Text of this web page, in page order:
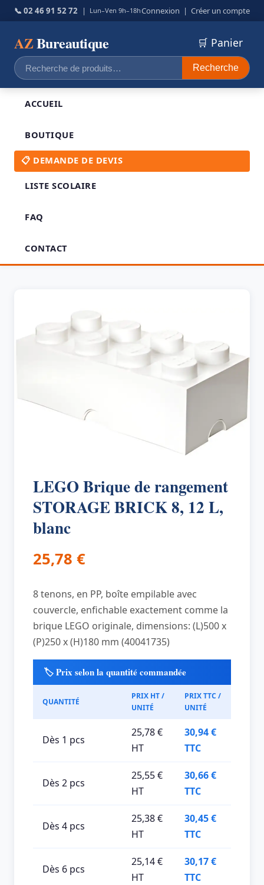
📞 02 46 91 52 72 | Lun–Ven 9h–18hConnexion | Créer un compte
AZBureautique
Recherche
pour :
Recherche
🛒 Panier
ACCUEIL
BOUTIQUE
📋 DEMANDE DE DEVIS
LISTE SCOLAIRE
FAQ
CONTACT
LEGO Brique de rangement
STORAGE BRICK 8, 12 L,
blanc
25,78 €
8 tenons, en PP, boîte empilable avec
couvercle, enfichable exactement comme la
brique LEGO originale, dimensions: (L)500 x
(P)250 x (H)180 mm (40041735)
🏷️ Prix selon la quantité commandée
QUANTITÉ
PRIX HT /
UNITÉ
PRIX TTC /
UNITÉ
Dès 1 pcs
25,78 €
HT
30,94 €
TTC
Dès 2 pcs
25,55 €
HT
30,66 €
TTC
Dès 4 pcs
25,38 €
HT
30,45 €
TTC
Dès 6 pcs
25,14 €
HT
30,17 €
TTC